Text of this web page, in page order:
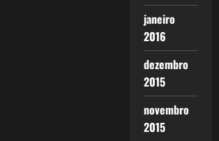
janeiro
2016
dezembro
2015
novembro
2015